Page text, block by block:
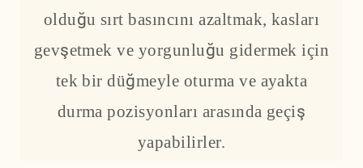
olduğu sırt basıncını azaltmak, kasları
gevşetmek ve yorgunluğu gidermek için
tek bir düğmeyle oturma ve ayakta
durma pozisyonları arasında geçiş
yapabilirler.